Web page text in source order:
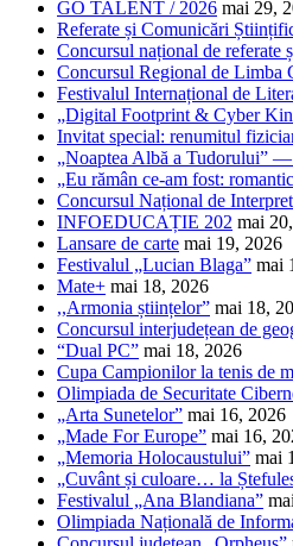
GO TALENT / 2026 mai 29,
Referate și Comunicări
Concursul național de referate
Concursul Regional de Limba
Festivalul Internațional de
„Digital Footprint & Cyber
Invitat special: renumitul
„Noaptea Albă a Tudorului”
„Eu rămân ce-am fost:
Concursul Național de
INFOEDUCAȚIE 202 mai
Lansare de carte mai 19, 2026
Festivalul „Lucian Blaga” mai
Mate+ mai 18, 2026
,,Armonia științelor” mai 18,
Concursul interjudețean de
“Dual PC” mai 18, 2026
Cupa Campionilor la tenis de
Olimpiada de Securitate
„Arta Sunetelor” mai 16, 2026
„Made For Europe” mai 16,
„Memoria Holocaustului” mai
„Cuvânt și culoare… la
Festivalul „Ana Blandiana”
Olimpiada Națională de